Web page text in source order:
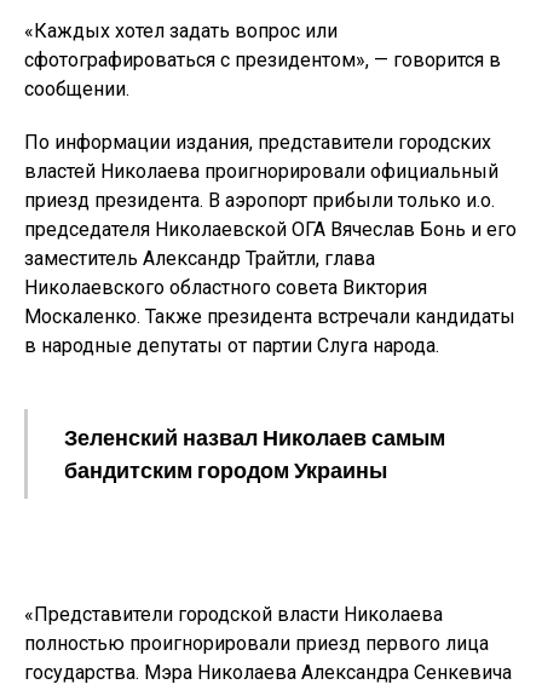
«Каждых хотел задать вопрос или
сфотографироваться с президентом», — говорится в
сообщении.
По информации издания, представители городских
властей Николаева проигнорировали официальный
приезд президента. В аэропорт прибыли только и.о.
председателя Николаевской ОГА Вячеслав Бонь и его
заместитель Александр Трайтли, глава
Николаевского областного совета Виктория
Москаленко. Также президента встречали кандидаты
в народные депутаты от партии Слуга народа.
Зеленский назвал Николаев самым
бандитским городом Украины
«Представители городской власти Николаева
полностью проигнорировали приезд первого лица
государства. Мэра Николаева Александра Сенкевича